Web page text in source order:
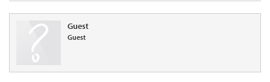
Guest
Guest